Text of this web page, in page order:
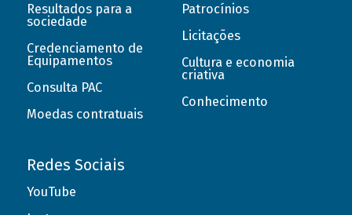
Resultados para a
sociedade
Credenciamento de
Equipamentos
Consulta PAC
Moedas contratuais
Patrocínios
Licitações
Cultura e economia
criativa
Conhecimento
Redes Sociais
YouTube